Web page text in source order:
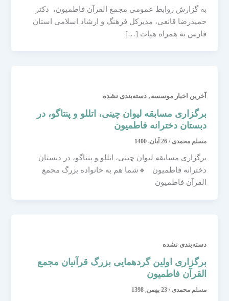
به گزارش روابط عمومی مجمع القرآن فاطمیون، دکتر
حمیدرضا قانعی، مدیرکل فرهنگ و ارشاد اسلامی استان
فارس به همراه هیات […]
آخرین اخبار موسسه,دسته‌بندی نشده
برگزاری مسابقه لیوان چینی، اتللو و پنتاگو، در
دبستان دخترانه فاطمیون
مسلم محمدی/26 آبان, 1400
برگزاری مسابقه لیوان چینی، اتللو و پنتاگو، در دبستان
دخترانه فاطمیون 🔸شما هم به خانواده بزرگ مجمع
القرآن فاطمیون
دسته‌بندی نشده
برگزاری اولین گردهمایی بزرگ قرآنیان مجمع
القرآن فاطمیون
مسلم محمدی/23 بهمن, 1398